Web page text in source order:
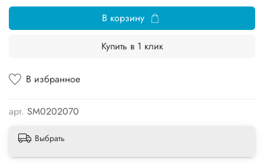
В избранное
арт. SM0202070
В корзину
Купить в 1 клик
Выбрать